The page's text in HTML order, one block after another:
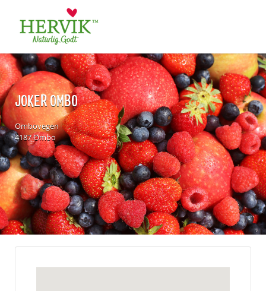
for:
JOKER OMBO
Ombovegen
4187 Ombo